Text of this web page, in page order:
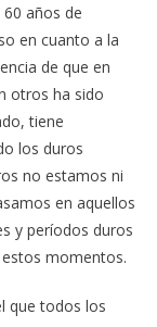
años de
en cuanto a la
de que en
otros ha sido
tiene
los duros
no estamos ni
en aquellos
y períodos duros
momentos.
que todos los